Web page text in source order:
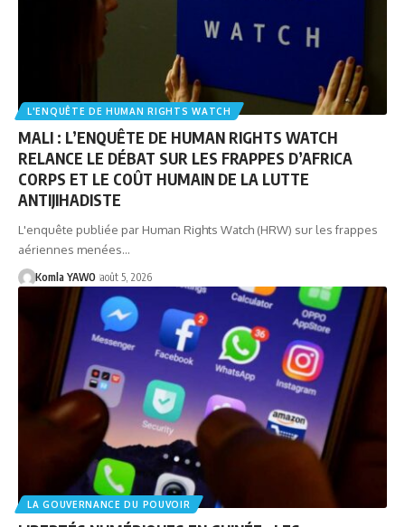
L'ENQUÊTE DE HUMAN RIGHTS WATCH
MALI : L’ENQUÊTE DE HUMAN RIGHTS WATCH
RELANCE LE DÉBAT SUR LES FRAPPES D’AFRICA
CORPS ET LE COÛT HUMAIN DE LA LUTTE
ANTIJIHADISTE
L'enquête publiée par Human Rights Watch (HRW) sur les frappes
aériennes menées…
Komla YAWO août 5, 2026
LA GOUVERNANCE DU POUVOIR